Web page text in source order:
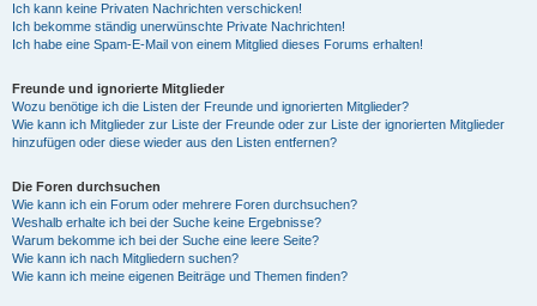
Ich kann keine Privaten Nachrichten verschicken!
Ich bekomme ständig unerwünschte Private Nachrichten!
Ich habe eine Spam-E-Mail von einem Mitglied dieses Forums erhalten!
Freunde und ignorierte Mitglieder
Wozu benötige ich die Listen der Freunde und ignorierten Mitglieder?
Wie kann ich Mitglieder zur Liste der Freunde oder zur Liste der ignorierten Mitglieder
hinzufügen oder diese wieder aus den Listen entfernen?
Die Foren durchsuchen
Wie kann ich ein Forum oder mehrere Foren durchsuchen?
Weshalb erhalte ich bei der Suche keine Ergebnisse?
Warum bekomme ich bei der Suche eine leere Seite?
Wie kann ich nach Mitgliedern suchen?
Wie kann ich meine eigenen Beiträge und Themen finden?